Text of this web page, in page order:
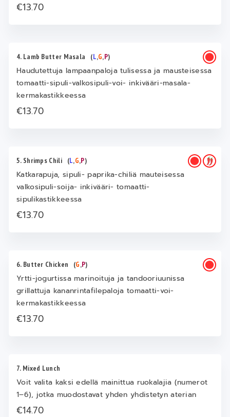
€13.70
4. Lamb Butter Masala (L,G,P)
Haudutettuja lampaanpaloja tulisessa ja mausteisessa
tomaatti-sipuli-valkosipuli-voi- inkivääri-masala-
kermakastikkeessa
€13.70
5. Shrimps Chili (L,G,P)
Katkarapuja, sipuli- paprika-chiliä mauteisessa
valkosipuli-soija- inkivääri- tomaatti-
sipulikastikkeessa
€13.70
6. Butter Chicken (G,P)
Yrtti-jogurtissa marinoituja ja tandooriuunissa
grillattuja kananrintafilepaloja tomaatti-voi-
kermakastikkeessa
€13.70
7. Mixed Lunch
Voit valita kaksi edellä mainittua ruokalajia (numerot
1–6), jotka muodostavat yhden yhdistetyn aterian
€14.70